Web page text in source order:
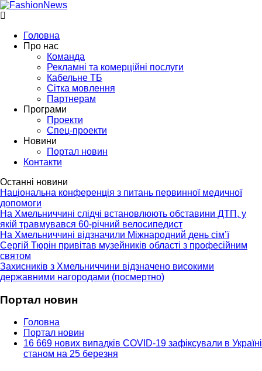
Головна
Про нас
Команда
Рекламні та комерційні послуги
Кабельне ТБ
Сітка мовлення
Партнерам
Програми
Проекти
Спец-проекти
Новини
Портал новин
Контакти
Останні новини
Національна конференція з питань первинної медичної
допомоги
На Хмельниччині слідчі встановлюють обставини ДТП, у
якій травмувався 60-річний велосипедист
На Хмельниччині відзначили Міжнародний день сім’ї
Сергій Тюрін привітав музейників області з професійним
святом
Захисників з Хмельниччини відзначено високими
державними нагородами (посмертно)
Портал новин
Головна
Портал новин
16 669 нових випадків COVID-19 зафіксували в Україні
станом на 25 березня